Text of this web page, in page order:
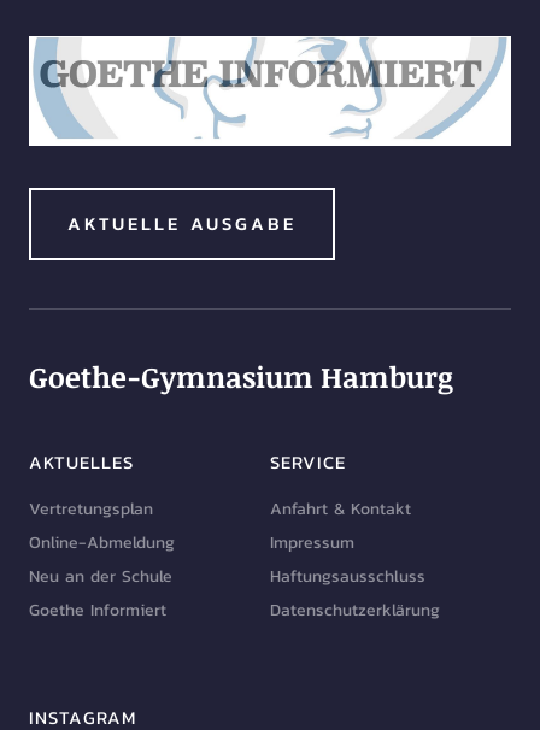
AKTUELLE AUSGABE
Goethe-Gymnasium Hamburg
AKTUELLES
Vertretungsplan
Online-Abmeldung
Neu an der Schule
Goethe Informiert
SERVICE
Anfahrt & Kontakt
Impressum
Haftungsausschluss
Datenschutzerklärung
INSTAGRAM